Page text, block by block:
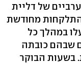
של דליית
מחודשת
במהלך כל
שבהם כובתה
בשעות הבוקר